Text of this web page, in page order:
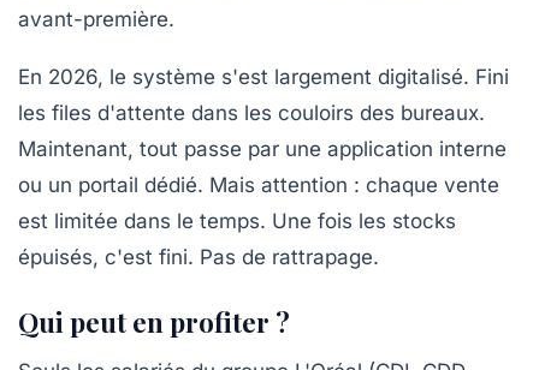
avant-première.
En 2026, le système s'est largement digitalisé. Fini
les files d'attente dans les couloirs des bureaux.
Maintenant, tout passe par une application interne
ou un portail dédié. Mais attention : chaque vente
est limitée dans le temps. Une fois les stocks
épuisés, c'est fini. Pas de rattrapage.
Qui peut en profiter ?